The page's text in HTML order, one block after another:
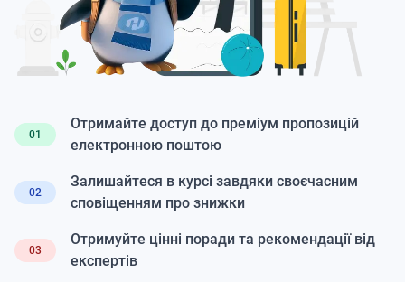
01
Отримайте доступ до преміум пропозицій
електронною поштою
02
Залишайтеся в курсі завдяки своєчасним
сповіщенням про знижки
03
Отримуйте цінні поради та рекомендації від
експертів